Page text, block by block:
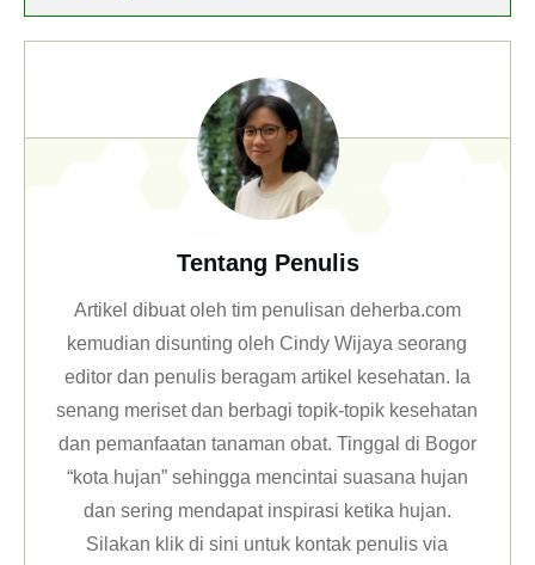
Tentang Penulis
Artikel dibuat oleh tim penulisan deherba.com
kemudian disunting oleh Cindy Wijaya seorang
editor dan penulis beragam artikel kesehatan. Ia
senang meriset dan berbagi topik-topik kesehatan
dan pemanfaatan tanaman obat. Tinggal di Bogor
“kota hujan” sehingga mencintai suasana hujan
dan sering mendapat inspirasi ketika hujan.
Silakan klikdi sini untuk kontak penulis via